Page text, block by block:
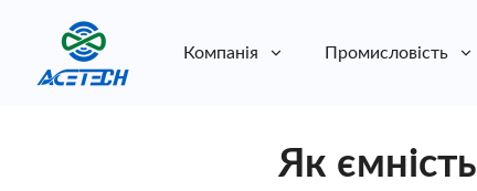
Компанія Промисловість
Як